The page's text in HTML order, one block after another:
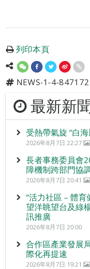
列印本頁
NEWS-1-4-847172
最新新
受熱帶氣旋 “白
2026年8月7日 22:27
長者事務委員會
障機制跨部門協
2026年8月7日 20:41
“活力社區 – 體
望洋眺望台及綠
訊推廣
2026年8月7日 20:00
合作區產業發展
際化再提速
2026年8月7日 19:21